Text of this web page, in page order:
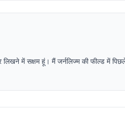
में सक्षम हूं। मैं जर्नलिज्म की फील्ड में